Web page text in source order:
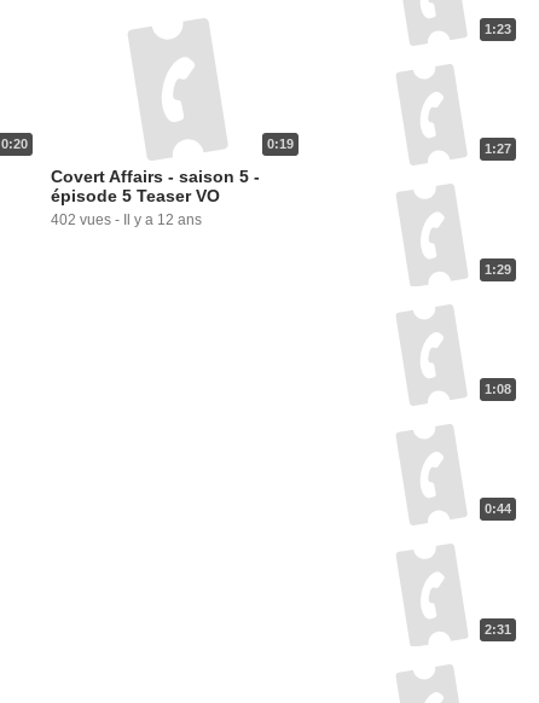
0:20 0:19
Covert Affairs - saison 5 -
épisode 5 Teaser VO
402 vues - Il y a 12 ans
1:23
1:27
1:29
1:08
0:44
2:31